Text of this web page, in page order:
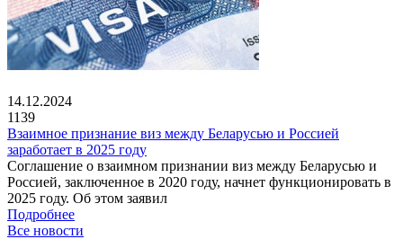
14.12.2024
1139
Взаимное признание виз между Беларусью и Россией
заработает в 2025 году
Соглашение о взаимном признании виз между Беларусью и
Россией, заключенное в 2020 году, начнет функционировать в
2025 году. Об этом заявил
Подробнее
Все новости